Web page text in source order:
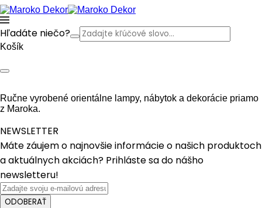
Hľadáte niečo?
Košík
Ručne vyrobené orientálne lampy, nábytok a dekorácie priamo
z Maroka.
NEWSLETTER
Máte záujem o najnovšie informácie o našich produktoch
a aktuálnych akciách? Prihláste sa do nášho
newsletteru!
ODOBERAŤ